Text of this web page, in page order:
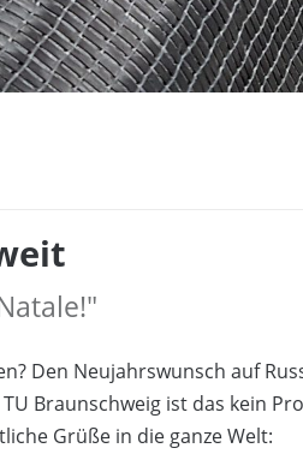
Den Neujahrswunsch auf
Braunschweig ist das kein
Grüße in die ganze Welt: